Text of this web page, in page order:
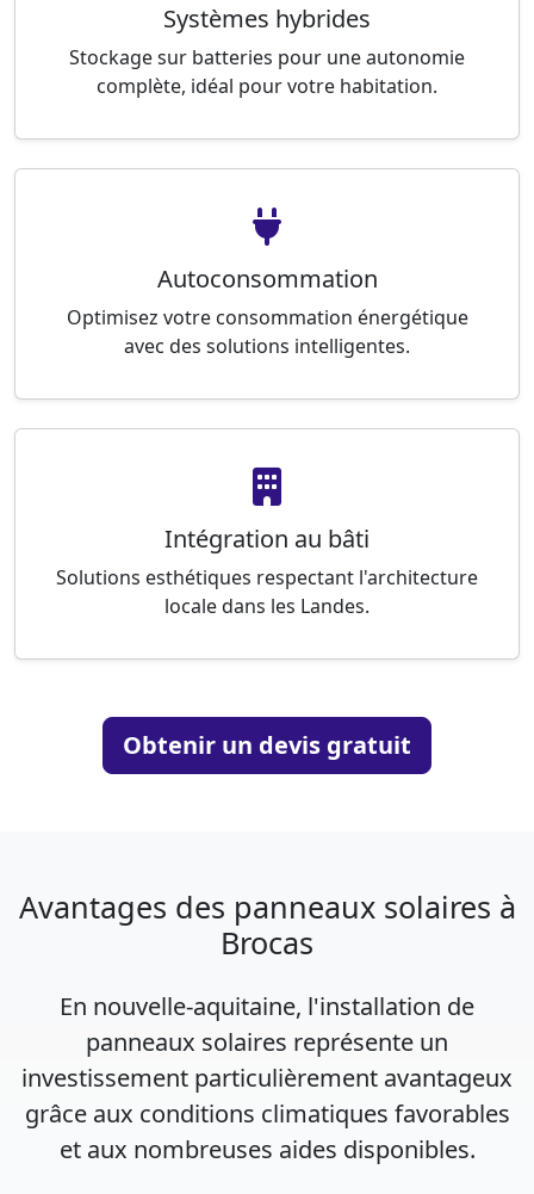
Systèmes hybrides
Stockage sur batteries pour une autonomie
complète, idéal pour votre habitation.
Autoconsommation
Optimisez votre consommation énergétique
avec des solutions intelligentes.
Intégration au bâti
Solutions esthétiques respectant l'architecture
locale dans les Landes.
Obtenir un devis gratuit
Avantages des panneaux solaires à
Brocas
En nouvelle-aquitaine, l'installation de
panneaux solaires représente un
investissement particulièrement avantageux
grâce aux conditions climatiques favorables
et aux nombreuses aides disponibles.